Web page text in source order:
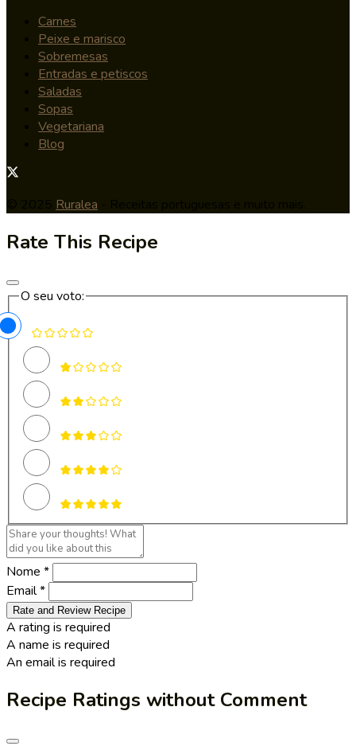
Carnes
Peixe e marisco
Sobremesas
Entradas e petiscos
Saladas
Sopas
Vegetariana
Blog
Ruralea
Rate This Recipe
O seu voto:
Nome *
Email *
Rate and Review Recipe
A rating is required
A name is required
An email is required
Recipe Ratings without Comment